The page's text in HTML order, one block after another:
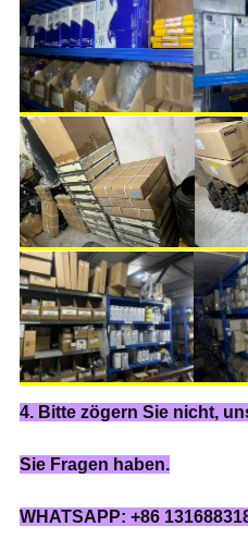
4. Bitte zögern Sie nicht,
Sie Fragen haben.
WHATSAPP: +86